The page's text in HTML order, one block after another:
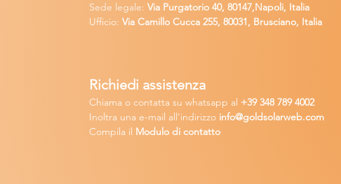
Sede legale:Via Purgatorio 40, 80147,Napoli, Italia
Ufficio:Via Camillo Cucca 255, 80031, Brusciano, Italia
Richiedi assistenza
Chiama o contatta su whatsapp al +39 348 789 4002
Inoltra una e-mail all'indirizzo info@goldsolarweb.com
Compila il Modulo di contatto